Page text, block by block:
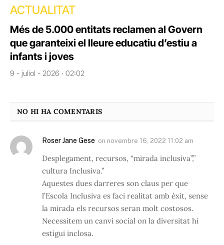
ACTUALITAT
Més de 5.000 entitats reclamen al Govern
que garanteixi el lleure educatiu d’estiu a
infants i joves
9 - juliol - 2026 · 02:02
NO HI HA COMENTARIS
Roser Jane Gese on novembre 16, 2022 11:02 am
Desplegament, recursos, “mirada inclusiva”,”
cultura Inclusiva.”
Aquestes dues darreres son claus per que
l’Escola Inclusiva es faci realitat amb èxit, sense
la mirada els recursos seran molt costosos.
Necessitem un canvi social on la diversitat hi
estigui inclosa.